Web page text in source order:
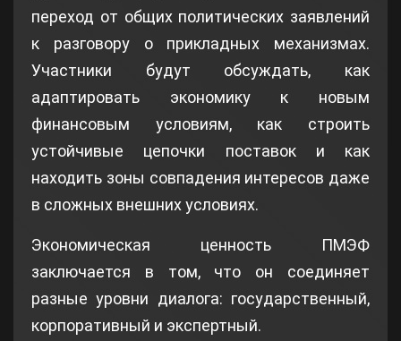
переход от общих политических заявлений
к разговору о прикладных механизмах.
Участники будут обсуждать, как
адаптировать экономику к новым
финансовым условиям, как строить
устойчивые цепочки поставок и как
находить зоны совпадения интересов даже
в сложных внешних условиях.
Экономическая ценность ПМЭФ
заключается в том, что он соединяет
разные уровни диалога: государственный,
корпоративный и экспертный.